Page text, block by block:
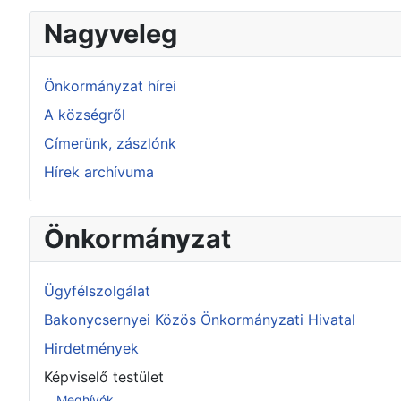
Nagyveleg
Önkormányzat hírei
A községről
Címerünk, zászlónk
Hírek archívuma
Önkormányzat
Ügyfélszolgálat
Bakonycsernyei Közös Önkormányzati Hivatal
Hirdetmények
Képviselő testület